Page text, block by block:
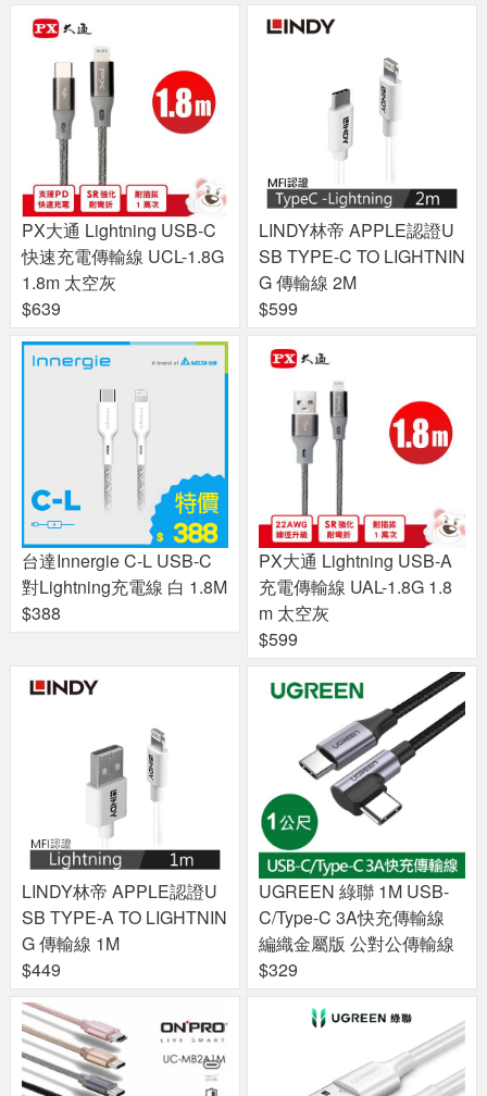
PX大通 Lightning USB-C
快速充電傳輸線 UCL-1.8G
1.8m 太空灰
$639
LINDY林帝 APPLE認證U
SB TYPE-C TO LIGHTNIN
G 傳輸線 2M
$599
台達Innergie C-L USB-C
對Lightning充電線 白 1.8M
$388
PX大通 Lightning USB-A
充電傳輸線 UAL-1.8G 1.8
m 太空灰
$599
LINDY林帝 APPLE認證U
SB TYPE-A TO LIGHTNIN
G 傳輸線 1M
$449
UGREEN 綠聯 1M USB-
C/Type-C 3A快充傳輸線
編織金屬版 公對公傳輸線
$329